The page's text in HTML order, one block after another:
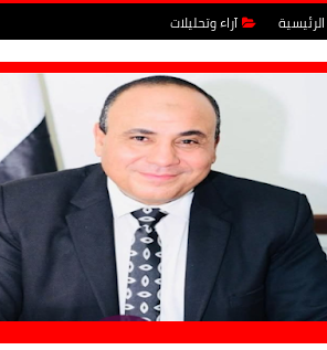
آراء وتحليلات